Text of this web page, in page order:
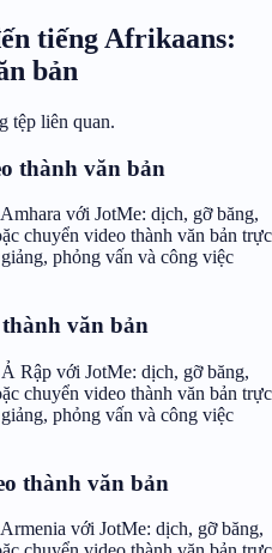
tiếng Afrikaans:
bản
tệp liên quan.
thành văn bản
với JotMe: dịch, gỡ băng,
chuyển video thành văn bản trực
phỏng vấn và công việc
văn bản
Rập với JotMe: dịch, gỡ băng,
chuyển video thành văn bản trực
phỏng vấn và công việc
thành văn bản
với JotMe: dịch, gỡ băng,